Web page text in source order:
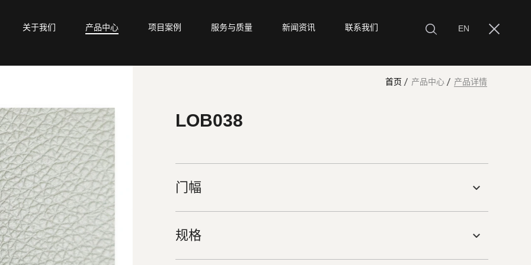
EN
关于我们 产品中心 项目案例 服务与质量 新闻资讯 联系我们
首页 产品中心 产品详情
LOB038
门幅
规格